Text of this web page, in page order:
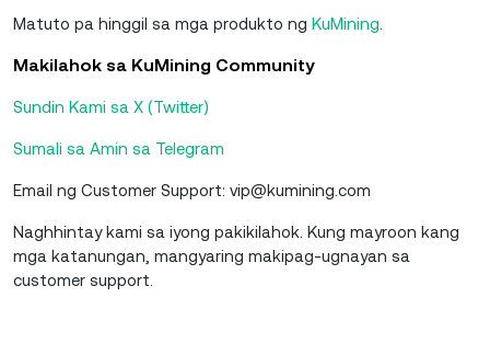
Matuto pa hinggil sa mga produkto ng KuMining
Makilahok sa KuMining Community
Sundin Kami sa X (Twitter)
Sumali sa Amin sa Telegram
Email ng Customer Support: vip@kumining.com
Naghhintay kami sa iyong pakikilahok. Kung mayroon kang
mga katanungan, mangyaring makipag-ugnayan sa
customer support.